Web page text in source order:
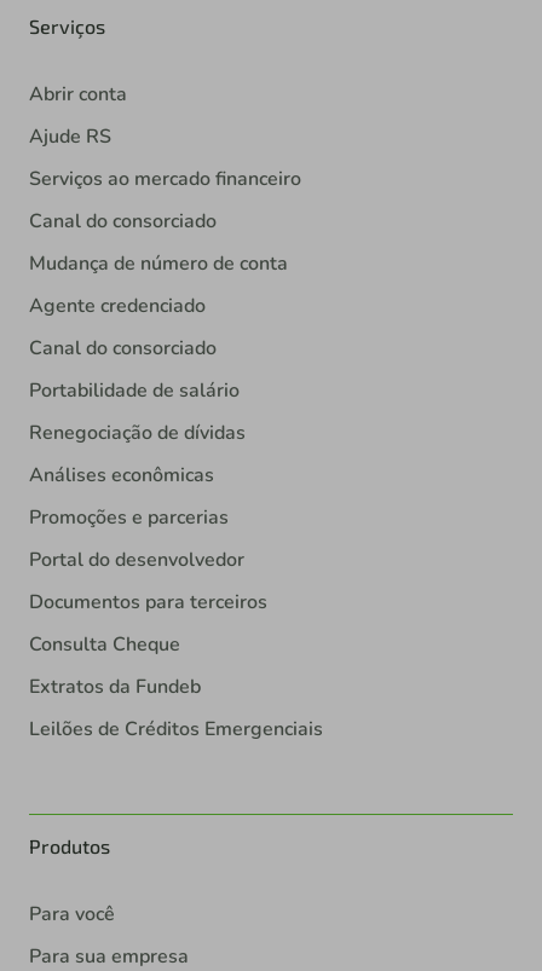
Serviços
Abrir conta
Ajude RS
Serviços ao mercado financeiro
Canal do consorciado
Mudança de número de conta
Agente credenciado
Canal do consorciado
Portabilidade de salário
Renegociação de dívidas
Análises econômicas
Promoções e parcerias
Portal do desenvolvedor
Documentos para terceiros
Consulta Cheque
Extratos da Fundeb
Leilões de Créditos Emergenciais
Produtos
Para você
Para sua empresa